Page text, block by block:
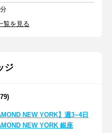
覧を見る
ジ
NEW YORK】週3~4日
NEW YORK 銀座